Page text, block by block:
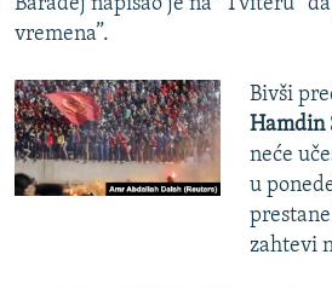
Baradej napisao je na “Tviteru”
vremena”.
Bivši
Hamdin
neće
u
zahtevi